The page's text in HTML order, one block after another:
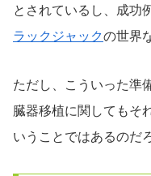
とされているし、成功
ラックジャックの世界
ただし、こういった準
臓器移植に関してもそ
いうことではあるのだ